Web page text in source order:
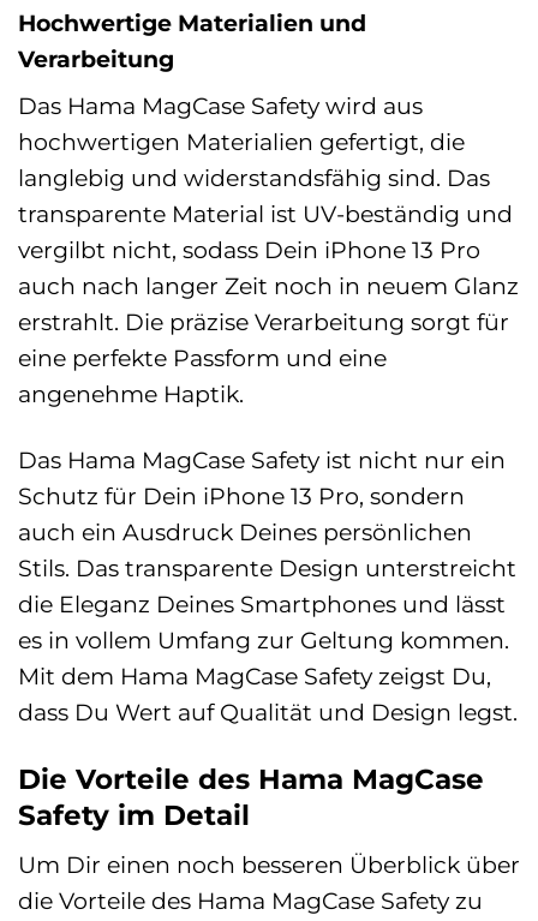
Hochwertige Materialien und
Verarbeitung
Das Hama MagCase Safety wird aus
hochwertigen Materialien gefertigt, die
langlebig und widerstandsfähig sind. Das
transparente Material ist UV-beständig und
vergilbt nicht, sodass Dein iPhone 13 Pro
auch nach langer Zeit noch in neuem Glanz
erstrahlt. Die präzise Verarbeitung sorgt für
eine perfekte Passform und eine
angenehme Haptik.
Das Hama MagCase Safety ist nicht nur ein
Schutz für Dein iPhone 13 Pro, sondern
auch ein Ausdruck Deines persönlichen
Stils. Das transparente Design unterstreicht
die Eleganz Deines Smartphones und lässt
es in vollem Umfang zur Geltung kommen.
Mit dem Hama MagCase Safety zeigst Du,
dass Du Wert auf Qualität und Design legst.
Die Vorteile des Hama MagCase
Safety im Detail
Um Dir einen noch besseren Überblick über
die Vorteile des Hama MagCase Safety zu